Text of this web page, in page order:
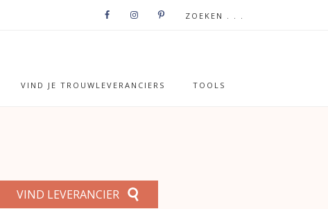
VIND JE TROUWLEVERANCIERS TOOLS
VIND LEVERANCIER